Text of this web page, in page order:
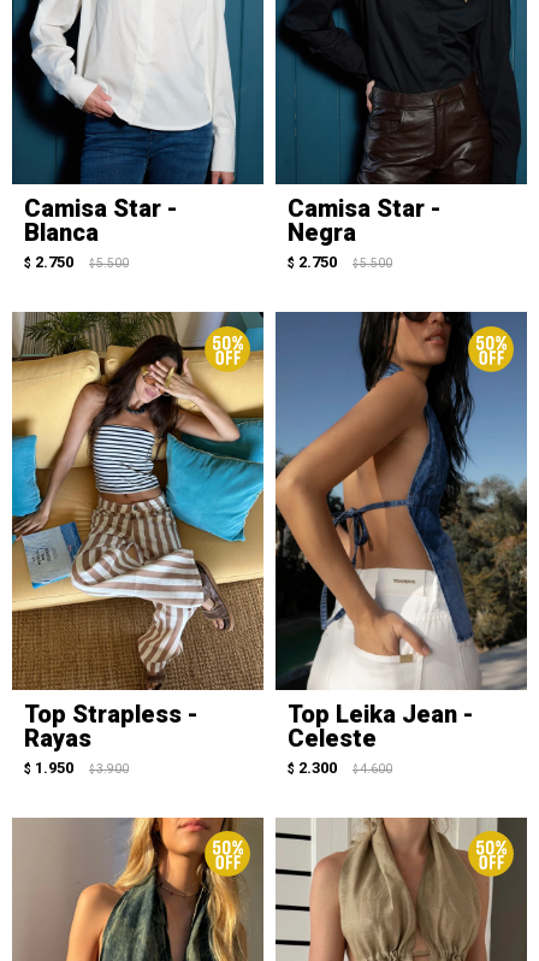
Camisa Star -
Blanca
$ 2.750 $ 5.500
Camisa Star -
Negra
$ 2.750 $ 5.500
Top Strapless -
Rayas
$ 1.950 $ 3.900
Top Leika Jean -
Celeste
$ 2.300 $ 4.600